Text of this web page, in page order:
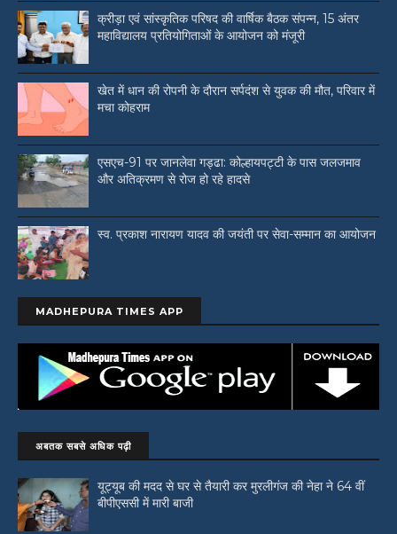
क्रीड़ा एवं सांस्कृतिक परिषद की वार्षिक बैठक संपन्न, 15 अंतर
महाविद्यालय प्रतियोगिताओं के आयोजन को मंजूरी
खेत में धान की रोपनी के दौरान सर्पदंश से युवक की मौत, परिवार में
मचा कोहराम
एसएच-91 पर जानलेवा गड्ढा: कोल्हायपट्टी के पास जलजमाव
और अतिक्रमण से रोज हो रहे हादसे
स्व. प्रकाश नारायण यादव की जयंती पर सेवा-सम्मान का आयोजन
MADHEPURA TIMES APP
अबतक सबसे अधिक पढ़ी
यूट्यूब की मदद से घर से तैयारी कर मुरलीगंज की नेहा ने 64 वीं
बीपीएससी में मारी बाजी